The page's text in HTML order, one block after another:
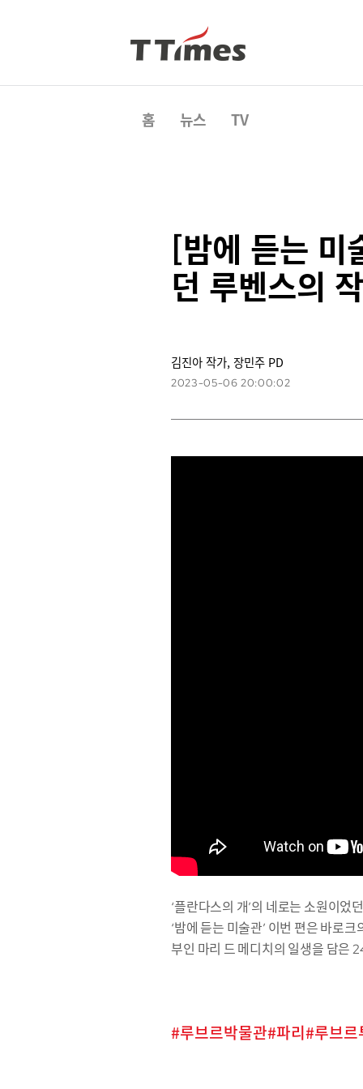
홈 뉴스 TV
[밤에 듣는 미
던 루벤스의
‘플란다스의 개’의 네로는 소원이었
‘밤에 듣는 미술관’ 이번 편은 바로
부인 마리 드 메디치의 일생을 담은
김진아 작가, 장민주 PD
2023-05-06 20:00:02
루브르박물관 파리 루브